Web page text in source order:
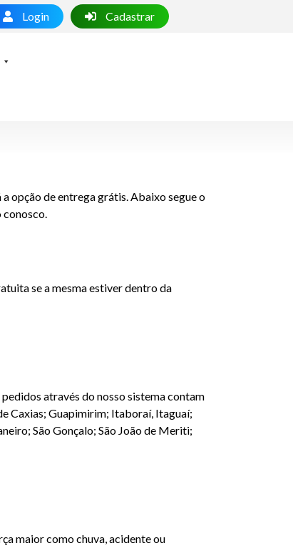
Login Cadastrar
opção de entrega grátis. Abaixo segue o
conosco.
se a mesma estiver dentro da
através do nosso sistema contam
Caxias; Guapimirim; Itaboraí, Itaguaí;
São Gonçalo; São João de Meriti;
maior como chuva, acidente ou